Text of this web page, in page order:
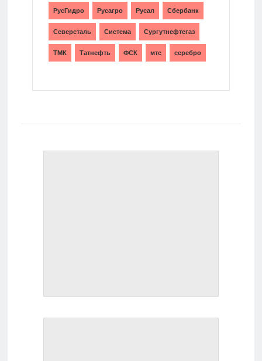
РусГидро Русагро Русал Сбербанк
Северсталь Система Сургутнефтегаз
ТМК Татнефть ФСК мтс серебро